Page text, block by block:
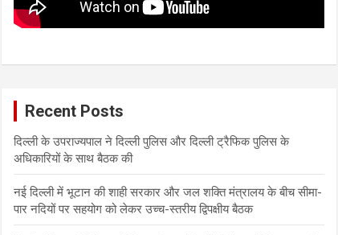
Recent Posts
दिल्ली के उपराज्यपाल ने दिल्ली पुलिस और दिल्ली ट्रैफिक पुलिस के
अधिकारियों के साथ बैठक की
नई दिल्ली में भूटान की शाही सरकार और जल शक्ति मंत्रालय के बीच सीमा-
पार नदियों पर सहयोग को लेकर उच्च-स्तरीय द्विपक्षीय बैठक